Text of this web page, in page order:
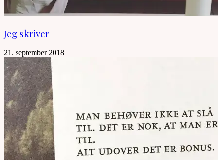
Jeg skriver
21. september 2018